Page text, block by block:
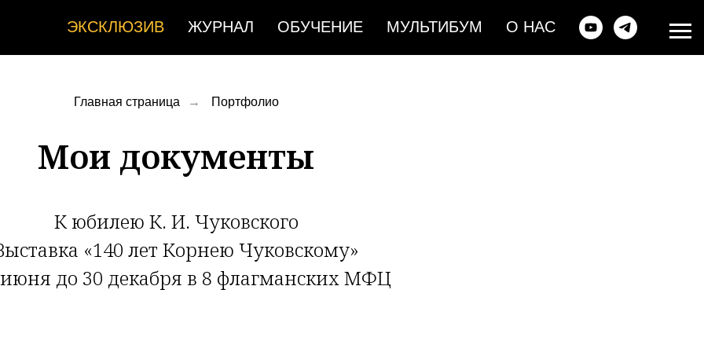
ЭКСКЛЮЗИВ ЖУРНАЛ ОБУЧЕНИЕ МУЛЬТИБУМ О НАС
Главная страница → Портфолио
Мои документы
К юбилею К. И. Чуковского
«140 лет Корнею Чуковскому»
июня до 30 декабря в 8 флагманских МФЦ